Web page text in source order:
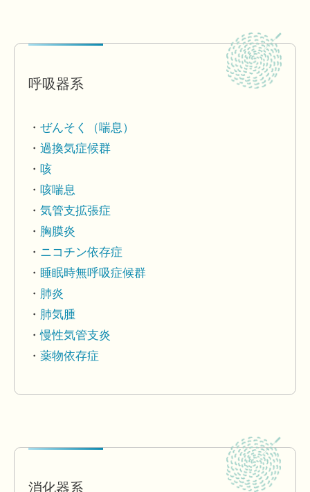
呼吸器系
ぜんそく（喘息）
過換気症候群
咳
咳喘息
気管支拡張症
胸膜炎
ニコチン依存症
睡眠時無呼吸症候群
肺炎
肺気腫
慢性気管支炎
薬物依存症
消化器系